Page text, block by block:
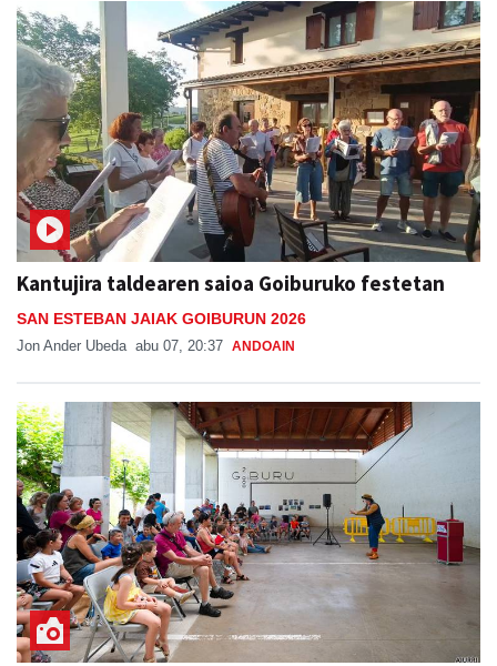
Kantujira taldearen saioa Goiburuko festetan
SAN ESTEBAN JAIAK GOIBURUN 2026
Jon Ander Ubeda abu 07, 20:37 ANDOAIN